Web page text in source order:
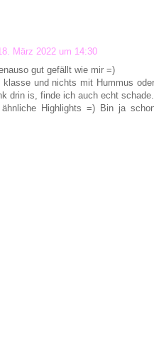
März 2022 um 14:30
gut gefällt wie mir =)
und nichts mit Hummus
drin is, finde ich auch echt schade.
Highlights =) Bin ja